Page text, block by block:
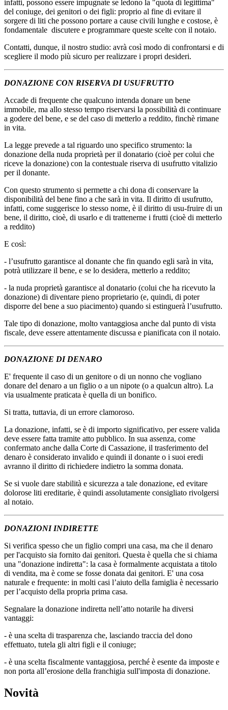
infatti, possono essere impugnate se ledono la "quota di legittima"
del coniuge, dei genitori o dei figli: proprio al fine di evitare il
sorgere di liti che possono portare a cause civili lunghe e costose, è
fondamentale discutere e programmare queste scelte con il notaio.
Contatti, dunque, il nostro studio: avrà così modo di confrontarsi e di
scegliere il modo più sicuro per realizzare i propri desideri.
DONAZIONE CON RISERVA DI USUFRUTTO
Accade di frequente che qualcuno intenda donare un bene
immobile, ma allo stesso tempo riservarsi la possibilità di continuare
a godere del bene, e se del caso di metterlo a reddito, finchè rimane
in vita.
La legge prevede a tal riguardo uno specifico strumento: la
donazione della nuda proprietà per il donatario (cioè per colui che
riceve la donazione) con la contestuale riserva di usufrutto vitalizio
per il donante.
Con questo strumento si permette a chi dona di conservare la
disponibilità del bene fino a che sarà in vita. Il diritto di usufrutto,
infatti, come suggerisce lo stesso nome, è il diritto di usu-fruire di un
bene, il diritto, cioè, di usarlo e di trattenerne i frutti (cioè di metterlo
a reddito)
E così:
- l’usufrutto garantisce al donante che fin quando egli sarà in vita,
potrà utilizzare il bene, e se lo desidera, metterlo a reddito;
- la nuda proprietà garantisce al donatario (colui che ha ricevuto la
donazione) di diventare pieno proprietario (e, quindi, di poter
disporre del bene a suo piacimento) quando si estinguerà l’usufrutto.
Tale tipo di donazione, molto vantaggiosa anche dal punto di vista
fiscale, deve essere attentamente discussa e pianificata con il notaio.
DONAZIONE DI DENARO
E' frequente il caso di un genitore o di un nonno che vogliano
donare del denaro a un figlio o a un nipote (o a qualcun altro). La
via usualmente praticata è quella di un bonifico.
Si tratta, tuttavia, di un errore clamoroso.
La donazione, infatti, se è di importo significativo, per essere valida
deve essere fatta tramite atto pubblico. In sua assenza, come
confermato anche dalla Corte di Cassazione, il trasferimento del
denaro è considerato invalido e quindi il donante o i suoi eredi
avranno il diritto di richiedere indietro la somma donata.
Se si vuole dare stabilità e sicurezza a tale donazione, ed evitare
dolorose liti ereditarie, è quindi assolutamente consigliato rivolgersi
al notaio.
DONAZIONI INDIRETTE
Si verifica spesso che un figlio compri una casa, ma che il denaro
per l'acquisto sia fornito dai genitori. Questa è quella che si chiama
una "donazione indiretta": la casa è formalmente acquistata a titolo
di vendita, ma è come se fosse donata dai genitori. E' una cosa
naturale e frequente: in molti casi l’aiuto della famiglia è necessario
per l’acquisto della propria prima casa.
Segnalare la donazione indiretta nell’atto notarile ha diversi
vantaggi:
- è una scelta di trasparenza che, lasciando traccia del dono
effettuato, tutela gli altri figli e il coniuge;
- è una scelta fiscalmente vantaggiosa, perché è esente da imposte e
non porta all’erosione della franchigia sull'imposta di donazione.
Novità